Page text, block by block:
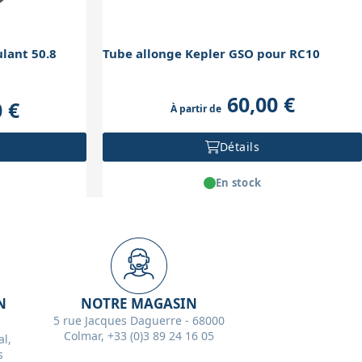
50.8
€
Tube allonge Kepler GSO pour RC10
À partir de60,00 €
Détails
En stock
NOTRE MAGASIN
5 rue Jacques Daguerre - 68000
Colmar, +33 (0)3 89 24 16 05